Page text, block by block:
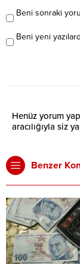
Beni sonraki
Beni yeni
Henüz yorum
aracılığıyla siz
Benzer